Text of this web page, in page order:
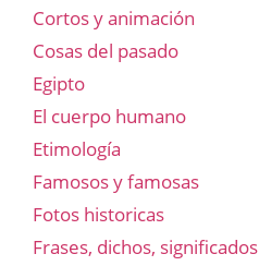
Cortos y animación
Cosas del pasado
Egipto
El cuerpo humano
Etimología
Famosos y famosas
Fotos historicas
Frases, dichos, significados